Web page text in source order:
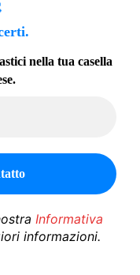
nella tua casella
Informativa
informazioni.